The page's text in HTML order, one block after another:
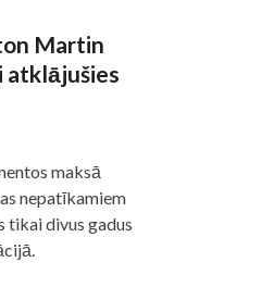
Martin
atklājušies
maksā
nepatīkamiem
tikai divus gadus